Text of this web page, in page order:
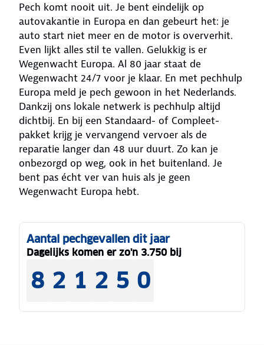
Pech komt nooit uit. Je bent eindelijk op
autovakantie in Europa en dan gebeurt het: je
auto start niet meer en de motor is oververhit.
Even lijkt alles stil te vallen. Gelukkig is er
Wegenwacht Europa. Al 80 jaar staat de
Wegenwacht 24/7 voor je klaar. En met pechhulp
Europa meld je pech gewoon in het Nederlands.
Dankzij ons lokale netwerk is pechhulp altijd
dichtbij. En bij een Standaard- of Compleet-
pakket krijg je vervangend vervoer als de
reparatie langer dan 48 uur duurt. Zo kan je
onbezorgd op weg, ook in het buitenland. Je
bent pas écht ver van huis als je geen
Wegenwacht Europa hebt.
Aantal pechgevallen dit jaar
Dagelijks komen er zo'n 3.750 bij
8 2 1 2 5 0